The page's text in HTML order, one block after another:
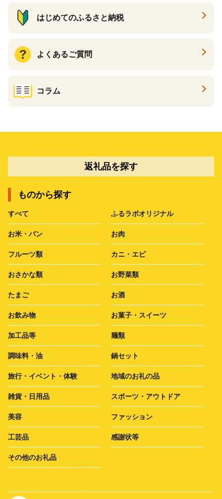
はじめてのふるさと納税
よくあるご質問
コラム
返礼品を探す
ものから探す
すべて ふるラボオリジナル
お米・パン お肉
フルーツ類 カニ・エビ
おさかな類 お野菜類
たまご お酒
お飲み物 お菓子・スイーツ
加工品等 麺類
調味料・油 鍋セット
旅行・イベント・体験 地域のお礼の品
雑貨・日用品 スポーツ・アウトドア
美容 ファッション
工芸品 感謝状等
その他のお礼品